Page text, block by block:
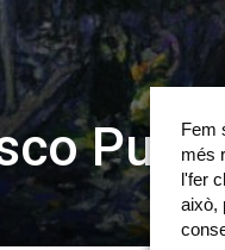
Fem
més
l'fer
això,